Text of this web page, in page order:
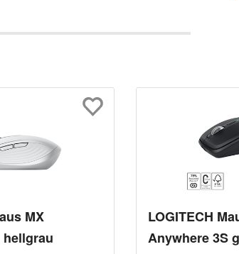
MX
hellgrau
LOGITECH
Anywhere 3S